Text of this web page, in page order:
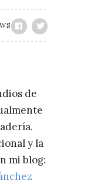
de
y la
mi blog: